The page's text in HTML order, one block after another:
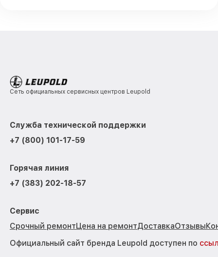
Сеть официальных сервисных центров Leupold
Служба технической поддержки
+7 (800) 101-17-59
Горячая линия
+7 (383) 202-18-57
Сервис
Срочный ремонтЦена на ремонтДоставкаОтзывы
Официальный сайт бренда Leupold доступен по